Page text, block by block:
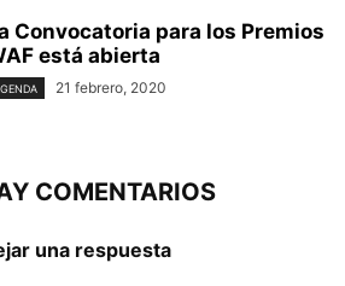
Convocatoria para los Premios
está abierta
21 febrero, 2020
COMENTARIOS
una respuesta